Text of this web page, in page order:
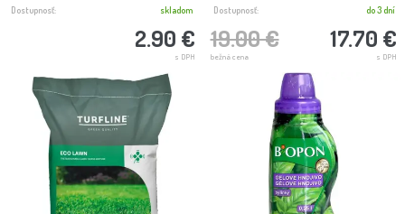
2.90 €
s DPH
Dostupnosť: skladom
19.00 €
bežná cena
17.70 €
s DPH
Dostupnosť: do 3 dní